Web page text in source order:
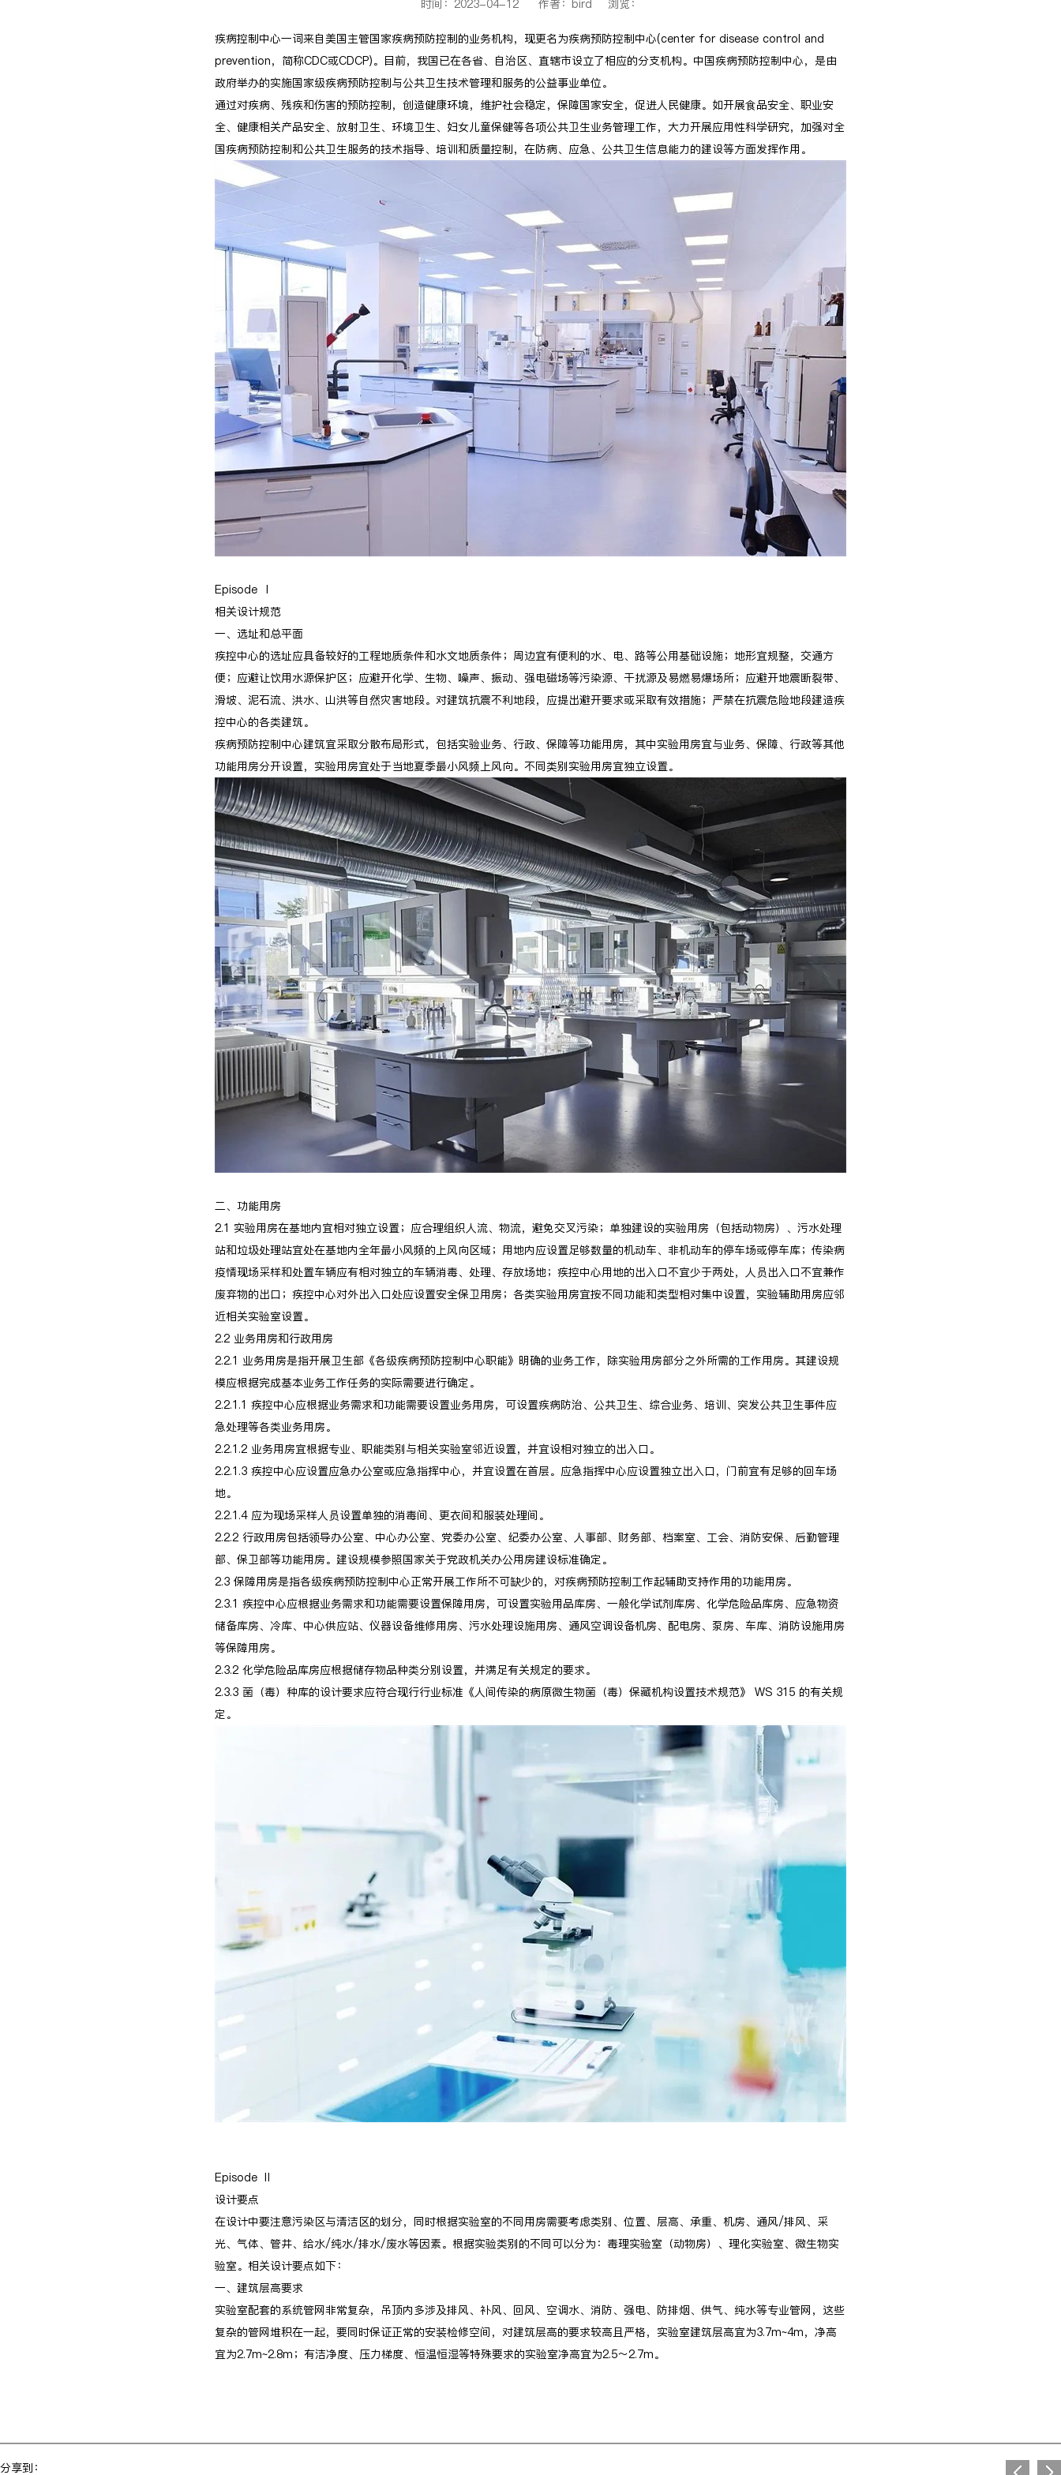
时间：2023-04-12 作者：bird 浏览：
疾病控制中心一词来自美国主管国家疾病预防控制的业务机构，现更名为疾病预防控制中心(center for disease control and
prevention，简称CDC或CDCP)。目前，我国已在各省、自治区、直辖市设立了相应的分支机构。中国疾病预防控制中心，是由
政府举办的实施国家级疾病预防控制与公共卫生技术管理和服务的公益事业单位。
通过对疾病、残疾和伤害的预防控制，创造健康环境，维护社会稳定，保障国家安全，促进人民健康。如开展食品安全、职业安
全、健康相关产品安全、放射卫生、环境卫生、妇女儿童保健等各项公共卫生业务管理工作，大力开展应用性科学研究，加强对全
国疾病预防控制和公共卫生服务的技术指导、培训和质量控制，在防病、应急、公共卫生信息能力的建设等方面发挥作用。
Episode Ⅰ
相关设计规范
一、选址和总平面
疾控中心的选址应具备较好的工程地质条件和水文地质条件；周边宜有便利的水、电、路等公用基础设施；地形宜规整，交通方
便；应避让饮用水源保护区；应避开化学、生物、噪声、振动、强电磁场等污染源、干扰源及易燃易爆场所；应避开地震断裂带、
滑坡、泥石流、洪水、山洪等自然灾害地段。对建筑抗震不利地段，应提出避开要求或采取有效措施；严禁在抗震危险地段建造疾
控中心的各类建筑。
疾病预防控制中心建筑宜采取分散布局形式，包括实验业务、行政、保障等功能用房，其中实验用房宜与业务、保障、行政等其他
功能用房分开设置，实验用房宜处于当地夏季最小风频上风向。不同类别实验用房宜独立设置。
二、功能用房
2.1 实验用房在基地内宜相对独立设置；应合理组织人流、物流，避免交叉污染；单独建设的实验用房（包括动物房）、污水处理
站和垃圾处理站宜处在基地内全年最小风频的上风向区域；用地内应设置足够数量的机动车、非机动车的停车场或停车库；传染病
疫情现场采样和处置车辆应有相对独立的车辆消毒、处理、存放场地；疾控中心用地的出入口不宜少于两处，人员出入口不宜兼作
废弃物的出口；疾控中心对外出入口处应设置安全保卫用房；各类实验用房宜按不同功能和类型相对集中设置，实验辅助用房应邻
近相关实验室设置。
2.2 业务用房和行政用房
2.2.1 业务用房是指开展卫生部《各级疾病预防控制中心职能》明确的业务工作，除实验用房部分之外所需的工作用房。其建设规
模应根据完成基本业务工作任务的实际需要进行确定。
2.2.1.1 疾控中心应根据业务需求和功能需要设置业务用房，可设置疾病防治、公共卫生、综合业务、培训、突发公共卫生事件应
急处理等各类业务用房。
2.2.1.2 业务用房宜根据专业、职能类别与相关实验室邻近设置，并宜设相对独立的出入口。
2.2.1.3 疾控中心应设置应急办公室或应急指挥中心，并宜设置在首层。应急指挥中心应设置独立出入口，门前宜有足够的回车场
地。
2.2.1.4 应为现场采样人员设置单独的消毒间、更衣间和服装处理间。
2.2.2 行政用房包括领导办公室、中心办公室、党委办公室、纪委办公室、人事部、财务部、档案室、工会、消防安保、后勤管理
部、保卫部等功能用房。建设规模参照国家关于党政机关办公用房建设标准确定。
2.3 保障用房是指各级疾病预防控制中心正常开展工作所不可缺少的，对疾病预防控制工作起辅助支持作用的功能用房。
2.3.1 疾控中心应根据业务需求和功能需要设置保障用房，可设置实验用品库房、一般化学试剂库房、化学危险品库房、应急物资
储备库房、冷库、中心供应站、仪器设备维修用房、污水处理设施用房、通风空调设备机房、配电房、泵房、车库、消防设施用房
等保障用房。
2.3.2 化学危险品库房应根据储存物品种类分别设置，并满足有关规定的要求。
2.3.3 菌（毒）种库的设计要求应符合现行行业标准《人间传染的病原微生物菌（毒）保藏机构设置技术规范》 WS 315 的有关规
定。
Episode Ⅱ
设计要点
在设计中要注意污染区与清洁区的划分，同时根据实验室的不同用房需要考虑类别、位置、层高、承重、机房、通风/排风、采
光、气体、管井、给水/纯水/排水/废水等因素。根据实验类别的不同可以分为：毒理实验室（动物房）、理化实验室、微生物实
验室。相关设计要点如下：
一、建筑层高要求
实验室配套的系统管网非常复杂，吊顶内多涉及排风、补风、回风、空调水、消防、强电、防排烟、供气、纯水等专业管网，这些
复杂的管网堆积在一起，要同时保证正常的安装检修空间，对建筑层高的要求较高且严格，实验室建筑层高宜为3.7m~4m，净高
宜为2.7m~2.8m；有洁净度、压力梯度、恒温恒湿等特殊要求的实验室净高宜为2.5～2.7m。
分享到：